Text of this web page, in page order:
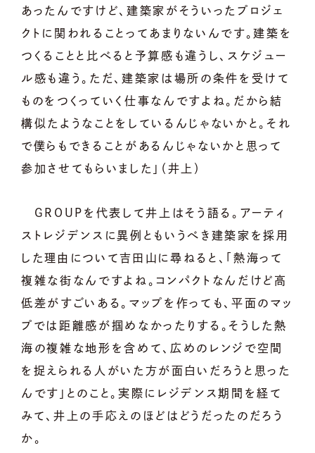
あったんですけど、建築家がそういったプロジェ
クトに関われることってあまりないんです。建築を
つくることと比べると予算感も違うし、スケジュー
ル感も違う。ただ、建築家は場所の条件を受けて
ものをつくっていく仕事なんですよね。だから結
構似たようなことをしているんじゃないかと。それ
で僕らもできることがあるんじゃないかと思って
参加させてもらいました」（井上）
GROUPを代表して井上はそう語る。アーティ
ストレジデンスに異例ともいうべき建築家を採用
した理由について吉田山に尋ねると、「熱海って
複雑な街なんですよね。コンパクトなんだけど高
低差がすごいある。マップを作っても、平面のマッ
プでは距離感が掴めなかったりする。そうした熱
海の複雑な地形を含めて、広めのレンジで空間
を捉えられる人がいた方が面白いだろうと思った
んです」とのこと。実際にレジデンス期間を経て
みて、井上の手応えのほどはどうだったのだろう
か。